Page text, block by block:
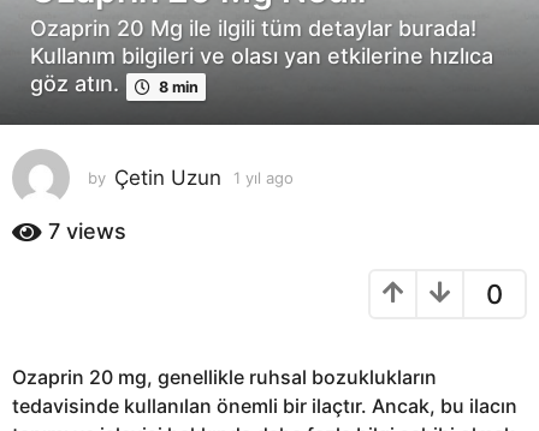
l
a
g
o
1
y
l
Ozaprin 20 Mg ile ilgili tüm detaylar burada!
Kullanım bilgileri ve olası yan etkilerine hızlıca
göz atın.
8 min
by Çetin Uzun 1 yıl ago
7 views
0
Ozaprin 20 mg, genellikle ruhsal bozuklukların
tedavisinde kullanılan önemli bir ilaçtır. Ancak, bu ilacın